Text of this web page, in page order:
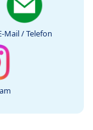
Mail / Telefon